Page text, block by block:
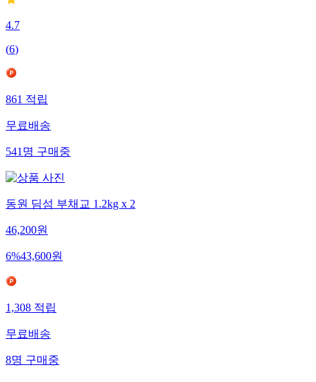
4.7
(6)
861 적립
무료배송
541 명 구매중
동원 딤섬 부채교 1.2kg x 2
46,200원
6%43,600원
1,308 적립
무료배송
8명 구매중